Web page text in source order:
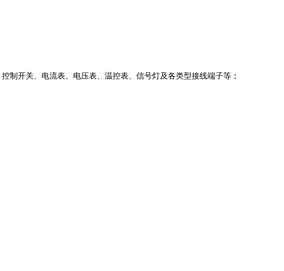
制开关、电流表、电压表、温控表、信号灯及各类型接线端子等；